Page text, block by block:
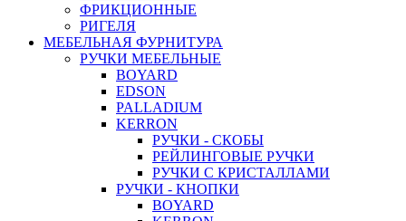
ФРИКЦИОННЫЕ
РИГЕЛЯ
МЕБЕЛЬНАЯ ФУРНИТУРА
РУЧКИ МЕБЕЛЬНЫЕ
BOYARD
EDSON
PALLADIUM
KERRON
РУЧКИ - СКОБЫ
РЕЙЛИНГОВЫЕ РУЧКИ
РУЧКИ С КРИСТАЛЛАМИ
РУЧКИ - КНОПКИ
BOYARD